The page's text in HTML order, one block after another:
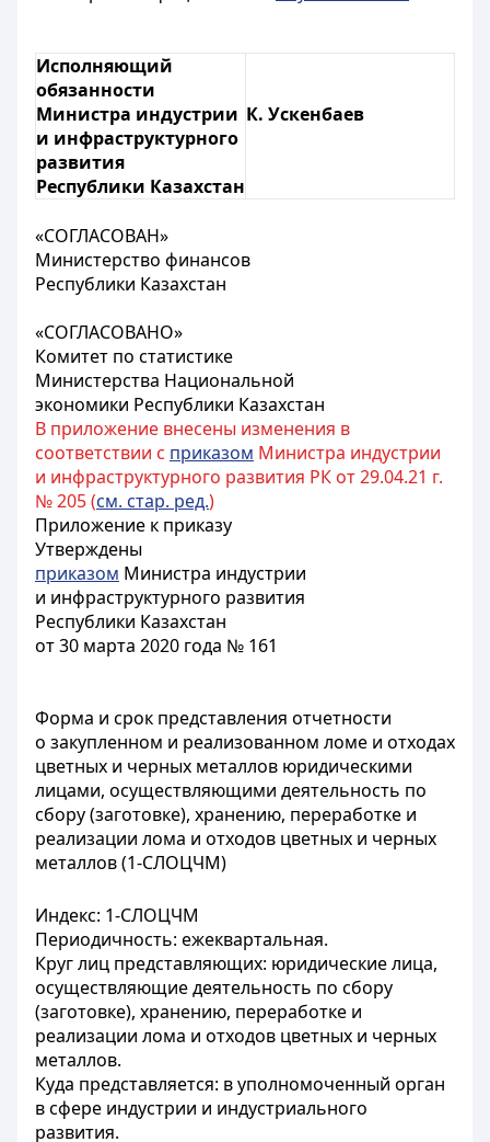
Исполняющий
обязанности
Министра индустрии
и инфраструктурного
развития
Республики Казахстан
К. Ускенбаев
«СОГЛАСОВАН»
Министерство финансов
Республики Казахстан
«СОГЛАСОВАНО»
Комитет по статистике
Министерства Национальной
экономики Республики Казахстан
В приложение внесены изменения в
соответствии с приказом Министра индустрии
и инфраструктурного развития РК от 29.04.21 г.
№ 205 (см. стар. ред.)
Приложение к приказу
Утверждены
приказом Министра индустрии
и инфраструктурного развития
Республики Казахстан
от 30 марта 2020 года № 161
Форма и срок представления отчетности
о закупленном и реализованном ломе и отходах
цветных и черных металлов юридическими
лицами, осуществляющими деятельность по
сбору (заготовке), хранению, переработке и
реализации лома и отходов цветных и черных
металлов (1-СЛОЦЧМ)
Индекс: 1-СЛОЦЧМ
Периодичность: ежеквартальная.
Круг лиц представляющих: юридические лица,
осуществляющие деятельность по сбору
(заготовке), хранению, переработке и
реализации лома и отходов цветных и черных
металлов.
Куда представляется: в уполномоченный орган
в сфере индустрии и индустриального
развития.